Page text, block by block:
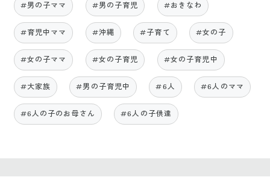
#男の子ママ #男の子育児 #おきなわ
#育児中ママ #沖縄 #子育て #女の子
#女の子ママ #女の子育児 #女の子育児中
#大家族 #男の子育児中 #6人 #6人のママ
#6人の子のお母さん #6人の子供達